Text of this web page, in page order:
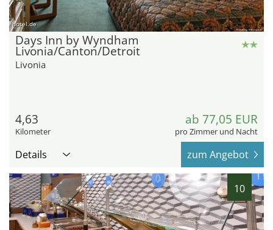
hotel.de
Days Inn by Wyndham
Livonia/Canton/Detroit
Livonia
4,63
Kilometer
ab 77,05 EUR
pro Zimmer und Nacht
Details zum Angebot
10